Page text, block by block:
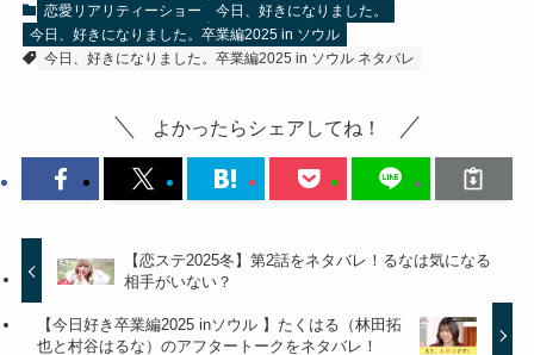
恋愛リアリティーショー
今日、好きになりました。
今日、好きになりました。卒業編2025 in ソウル
今日、好きになりました。卒業編2025 in ソウル ネタバレ
よかったらシェアしてね！
【恋ステ2025冬】第2話をネタバレ！るなは気になる
相手がいない？
【今日好き卒業編2025 inソウル 】たくはる（林田拓
也と村谷はるな）のアフタートークをネタバレ！